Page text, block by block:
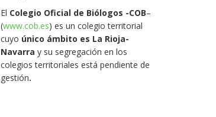
El Colegio Oficial de Biólogos -COB–
(www.cob.es) es un colegio territorial
cuyo único ámbito es La Rioja-
Navarra y su segregación en los
colegios territoriales está pendiente de
gestión.